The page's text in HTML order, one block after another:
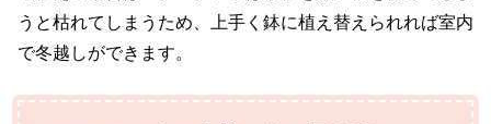
うと枯れてしまうため、上手く鉢に植え替えられれば室内
で冬越しができます。